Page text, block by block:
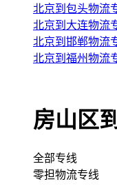
北京到包头物流
北京到大连物流
北京到邯郸物流
北京到福州物流
房山区
全部专线
零担物流专线